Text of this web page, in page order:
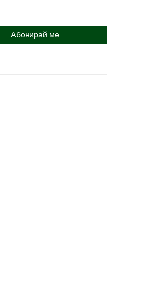
Абонирай ме